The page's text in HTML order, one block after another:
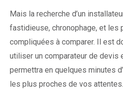
Mais la recherche d’un
fastidieuse, chronophage, et
compliquées à comparer. Il est
utiliser un comparateur de devis
permettra en quelques minutes
les plus proches de vos attentes.